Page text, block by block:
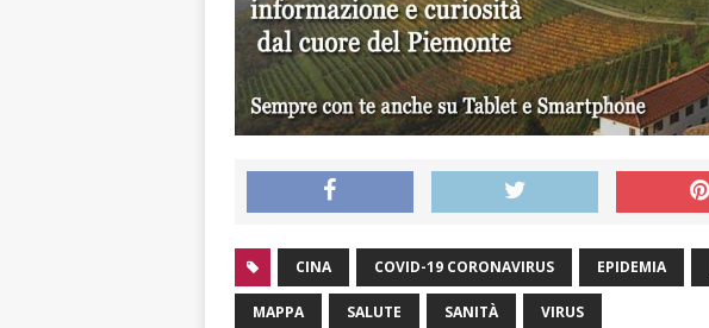
CINA COVID-19 CORONAVIRUS EPIDEMIA
MAPPA SALUTE SANITÀ VIRUS